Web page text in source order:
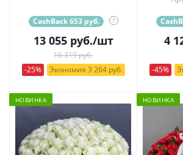
CashBack 653 руб. ?
13 055руб./шт
16 319 руб.
-25%
Экономия 3 264 руб.
4
-45%
НОВИНКА НОВИНКА